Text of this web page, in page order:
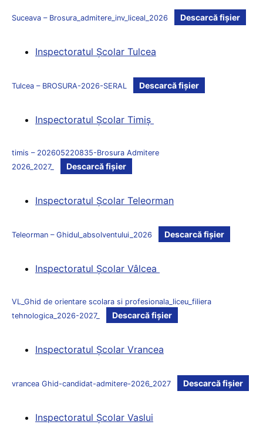
Suceava – Brosura_admitere_inv_liceal_2026 Descarcă fișier
Inspectoratul Şcolar Tulcea
Tulcea – BROSURA-2026-SERAL Descarcă fișier
Inspectoratul Şcolar Timiş
timis – 202605220835-Brosura Admitere
2026_2027_
Descarcă fișier
Inspectoratul Şcolar Teleorman
Teleorman – Ghidul_absolventului_2026 Descarcă fișier
Inspectoratul Şcolar Vâlcea
VL_Ghid de orientare scolara si profesionala_liceu_filiera
tehnologica_2026-2027_
Descarcă fișier
Inspectoratul Şcolar Vrancea
vrancea Ghid-candidat-admitere-2026_2027 Descarcă fișier
Inspectoratul Şcolar Vaslui